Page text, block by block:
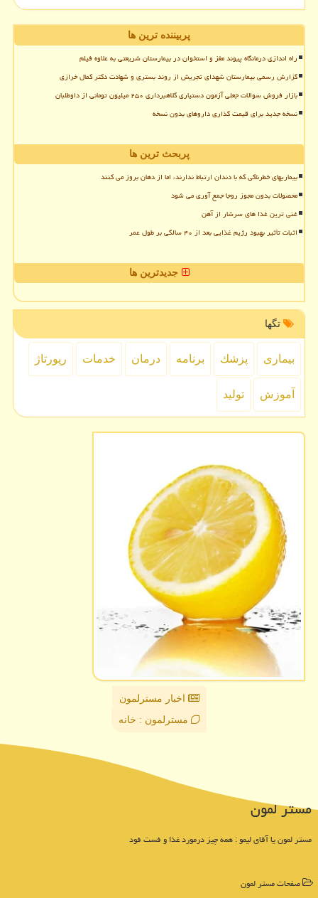
پربیننده ترین ها
راه اندازی درمانگاه پیوند مغز و استخوان در بیمارستان شریعتی به علاوه فیلم
گزارش رسمی بیمارستان شهدای تجریش از روند بستری و شهادت دکتر کمال خرازی
بازار فروش سوالات جعلی آزمون دستیاری کلاهبرداری ۲۵۰ میلیون تومانی از داوطلبان
نسخه جدید برای قیمت گذاری داروهای بدون نسخه
پربحث ترین ها
بیماریهای خطرناکی که با دندان ارتباط ندارند، اما از دهان بروز می کنند
محصولات بدون مجوز روجا جمع آوری می شود
غنی ترین غذا های سرشار از آهن
اثبات تأثیر بهبود رژیم غذایی بعد از ۴۰ سالگی بر طول عمر
جدیدترین ها
تگها
بیماری پزشك برنامه درمان خدمات رپورتاژ
آموزش تولید
اخبار مسترلمون
مسترلمون : خانه
مستر لمون
مستر لمون یا آقای لیمو : همه چیز درمورد غذا و فست فود
صفحات مستر لمون